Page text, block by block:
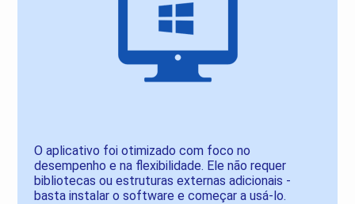
O aplicativo foi otimizado com foco no
desempenho e na flexibilidade. Ele não requer
bibliotecas ou estruturas externas adicionais -
basta instalar o software e começar a usá-lo.